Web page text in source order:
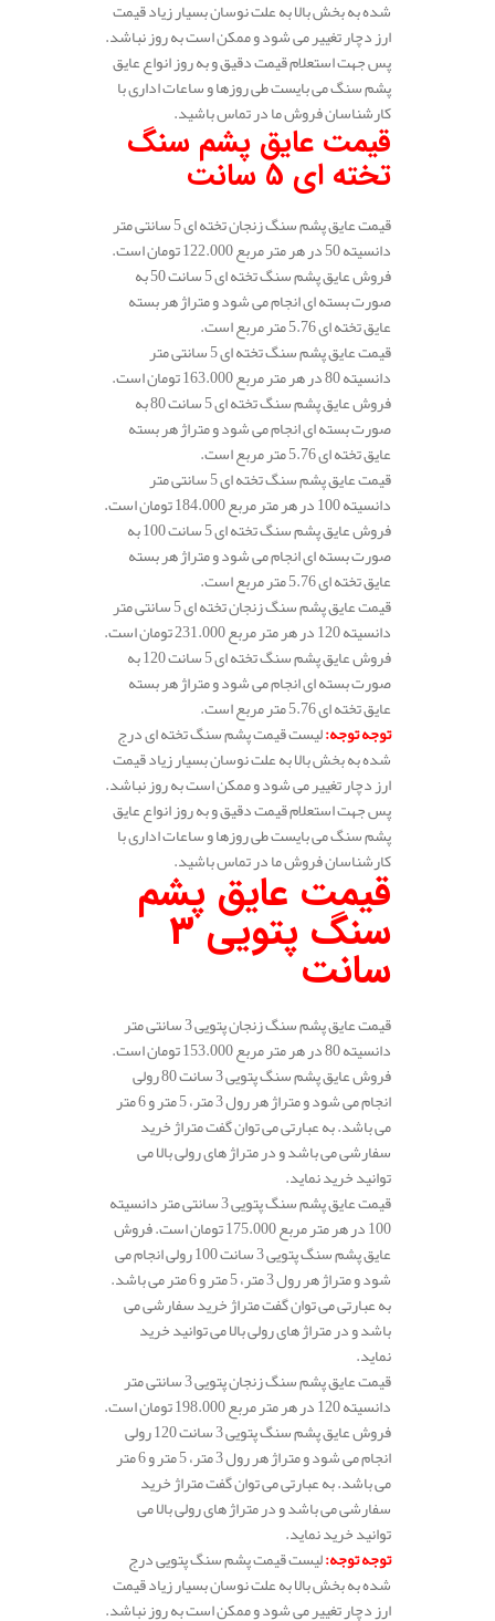
شده به بخش بالا به علت نوسان بسیار زیاد قیمت
ارز دچار تغییر می شود و ممکن است به روز نباشد.
پس جهت استعلام قیمت دقیق و به روز انواع عایق
پشم سنگ می بایست طی روزها و ساعات اداری با
کارشناسان فروش ما در تماس باشید.
قیمت عایق پشم سنگ
تخته ای 5 سانت
قیمت عایق پشم سنگ زنجان تخته ای 5 سانتی متر
دانسیته 50 در هر متر مربع 122.000 تومان است.
فروش عایق پشم سنگ تخته ای 5 سانت 50 به
صورت بسته ای انجام می شود و متراژ هر بسته
عایق تخته ای 5.76 متر مربع است.
قیمت عایق پشم سنگ تخته ای 5 سانتی متر
دانسیته 80 در هر متر مربع 163.000 تومان است.
فروش عایق پشم سنگ تخته ای 5 سانت 80 به
صورت بسته ای انجام می شود و متراژ هر بسته
عایق تخته ای 5.76 متر مربع است.
قیمت عایق پشم سنگ تخته ای 5 سانتی متر
دانسیته 100 در هر متر مربع 184.000 تومان است.
فروش عایق پشم سنگ تخته ای 5 سانت 100 به
صورت بسته ای انجام می شود و متراژ هر بسته
عایق تخته ای 5.76 متر مربع است.
قیمت عایق پشم سنگ زنجان تخته ای 5 سانتی متر
دانسیته 120 در هر متر مربع 231.000 تومان است.
فروش عایق پشم سنگ تخته ای 5 سانت 120 به
صورت بسته ای انجام می شود و متراژ هر بسته
عایق تخته ای 5.76 متر مربع است.
توجه توجه:لیست قیمت پشم سنگ تخته ای درج
شده به بخش بالا به علت نوسان بسیار زیاد قیمت
ارز دچار تغییر می شود و ممکن است به روز نباشد.
پس جهت استعلام قیمت دقیق و به روز انواع عایق
پشم سنگ می بایست طی روزها و ساعات اداری با
کارشناسان فروش ما در تماس باشید.
قیمت عایق پشم
سنگ پتویی 3
سانت
قیمت عایق پشم سنگ زنجان پتویی 3 سانتی متر
دانسیته 80 در هر متر مربع 153.000 تومان است.
فروش عایق پشم سنگ پتویی 3 سانت 80 رولی
انجام می شود و متراژ هر رول 3 متر، 5 متر و 6 متر
می باشد. به عبارتی می توان گفت متراژ خرید
سفارشی می باشد و در متراژ های رولی بالا می
توانید خرید نماید.
قیمت عایق پشم سنگ پتویی 3 سانتی متر دانسیته
100 در هر متر مربع 175.000 تومان است. فروش
عایق پشم سنگ پتویی 3 سانت 100 رولی انجام می
شود و متراژ هر رول 3 متر، 5 متر و 6 متر می باشد.
به عبارتی می توان گفت متراژ خرید سفارشی می
باشد و در متراژ های رولی بالا می توانید خرید
نماید.
قیمت عایق پشم سنگ زنجان پتویی 3 سانتی متر
دانسیته 120 در هر متر مربع 198.000 تومان است.
فروش عایق پشم سنگ پتویی 3 سانت 120 رولی
انجام می شود و متراژ هر رول 3 متر، 5 متر و 6 متر
می باشد. به عبارتی می توان گفت متراژ خرید
سفارشی می باشد و در متراژ های رولی بالا می
توانید خرید نماید.
توجه توجه:لیست قیمت پشم سنگ پتویی درج
شده به بخش بالا به علت نوسان بسیار زیاد قیمت
ارز دچار تغییر می شود و ممکن است به روز نباشد.